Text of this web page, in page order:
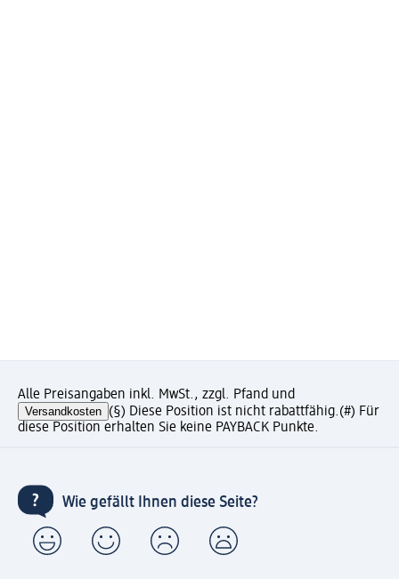
Alle Preisangaben inkl. MwSt., zzgl. Pfand und
Versandkosten (§) Diese Position ist nicht rabattfähig.(#) Für
diese Position erhalten Sie keine PAYBACK Punkte.
Wie gefällt Ihnen diese Seite?